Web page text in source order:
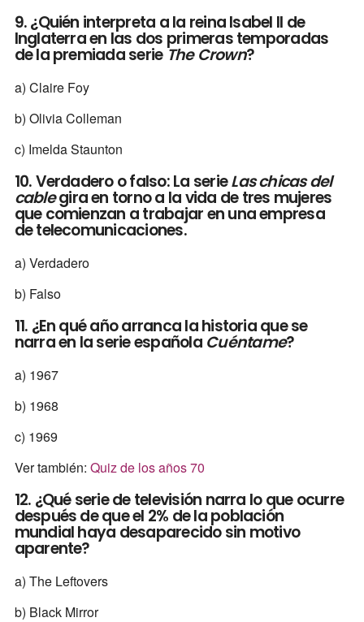
9. ¿Quién interpreta a la reina Isabel II de
Inglaterra en las dos primeras temporadas
de la premiada serieThe Crown?
a) Claire Foy
b) Olivia Colleman
c) Imelda Staunton
10. Verdadero o falso: La serieLas chicas del
cablegira en torno a la vida de tres mujeres
que comienzan a trabajar en una empresa
de telecomunicaciones.
a) Verdadero
b) Falso
11. ¿En qué año arranca la historia que se
narra en la serie española Cuéntame?
a) 1967
b) 1968
c) 1969
Ver también: Quiz de los años 70
12. ¿Qué serie de televisión narra lo que ocurre
después de que el 2% de la población
mundial haya desaparecido sin motivo
aparente?
a) The Leftovers
b) Black Mirror